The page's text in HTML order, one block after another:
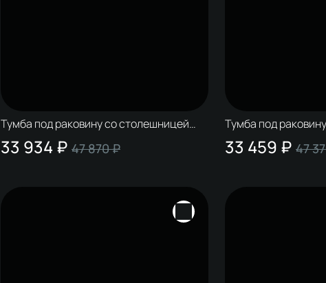
Тумба под раковину со столешницей
STWORKI Колдинг 80 белая, матовый
орех
33 934 ₽ 47 870 ₽
Тумба под
STWORKI Колдинг
белая
33 459 ₽ 47